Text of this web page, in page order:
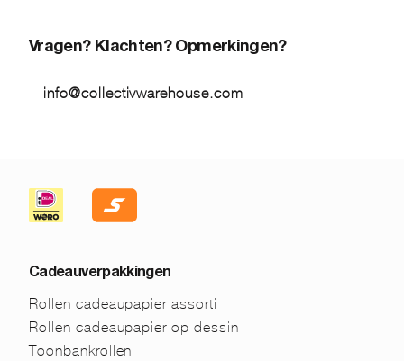
Vragen? Klachten? Opmerkingen?
info@collectivwarehouse.com
Cadeauverpakkingen
Rollen cadeaupapier assorti
Rollen cadeaupapier op dessin
Toonbankrollen